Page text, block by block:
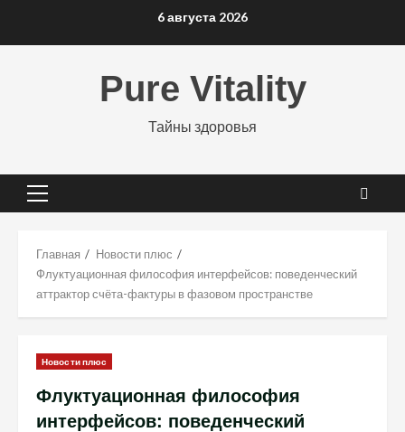
6 августа 2026
Pure Vitality
Тайны здоровья
Основное
Главная
Новости плюс
Флуктуационная философия интерфейсов: поведенческий
аттрактор счёта-фактуры в фазовом пространстве
Новости плюс
Флуктуационная философия
интерфейсов: поведенческий